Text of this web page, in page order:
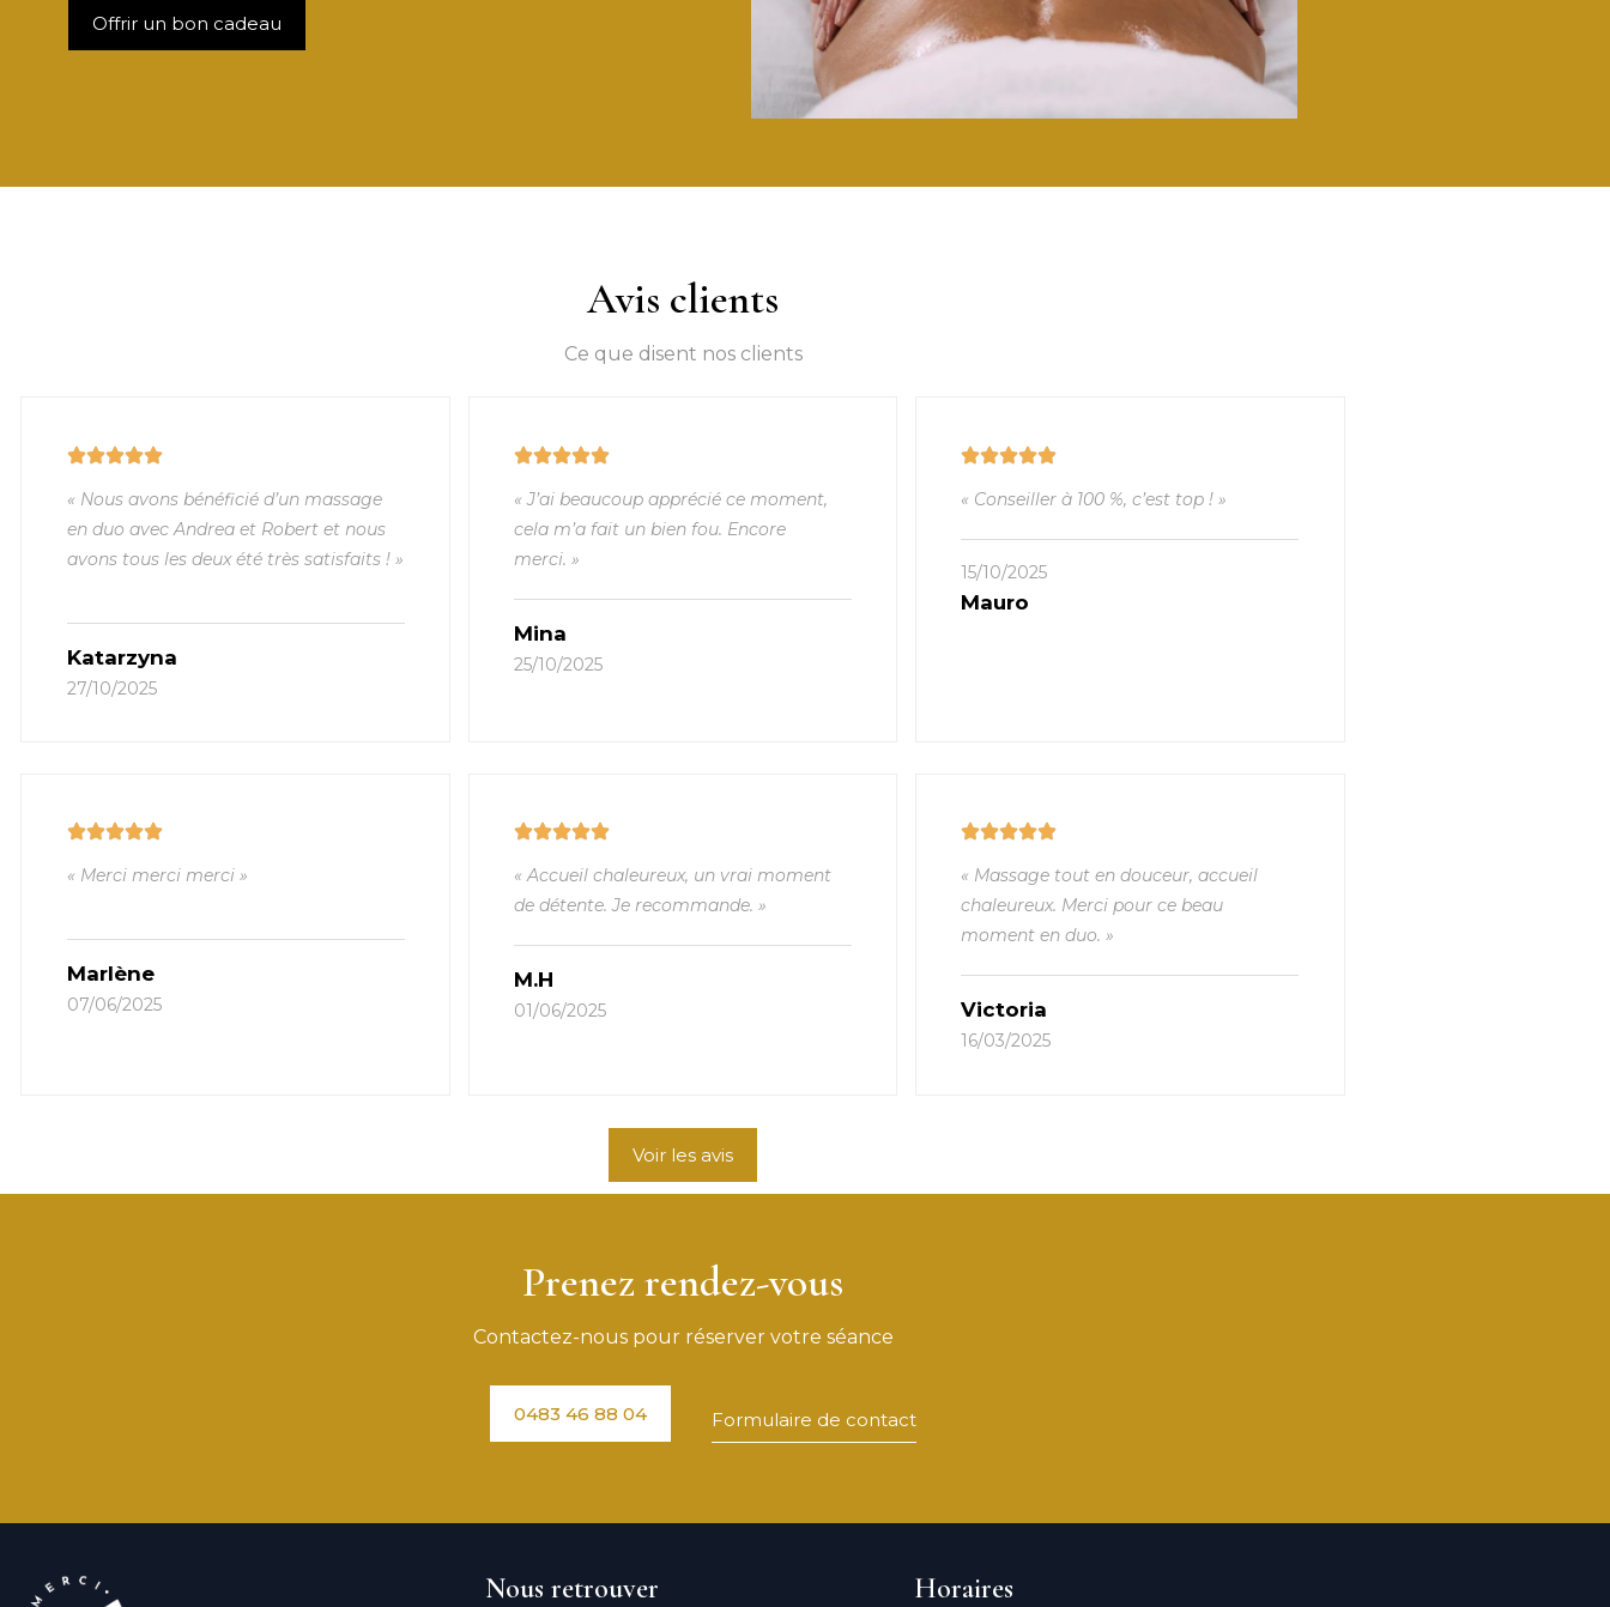
Offrir un bon cadeau
Avis clients
Ce que disent nos clients
« Nous avons bénéficié d’un massage
en duo avec Andrea et Robert et nous
avons tous les deux été très satisfaits ! »
Katarzyna
27/10/2025
« J’ai beaucoup apprécié ce moment,
cela m’a fait un bien fou. Encore
merci. »
Mina
25/10/2025
« Conseiller à 100 %, c’est top ! »
15/10/2025
Mauro
« Merci merci merci »
Marlène
07/06/2025
« Accueil chaleureux, un vrai moment
de détente. Je recommande. »
M.H
01/06/2025
« Massage tout en douceur, accueil
chaleureux. Merci pour ce beau
moment en duo. »
Victoria
16/03/2025
Voir les avis
Prenez rendez-vous
Contactez-nous pour réserver votre séance
0483 46 88 04 Formulaire de contact
Nous retrouver Horaires